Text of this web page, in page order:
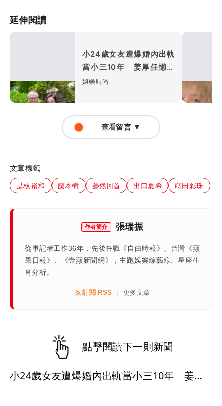
延伸閱讀
小24歲女友遭爆婚內出軌
當小三10年 姜厚任懶理
反嗆爆料者「頭腦有問題」
娛樂時尚
查看留言 ▼
文章標籤
是枝裕和 藤本樹 驀然回首 出口夏希 蒔田彩珠
作者簡介 張瑞振
從事記者工作36年，先後任職《自由時報》、台灣《蘋
果日報》、《壹蘋新聞網》，主跑娛樂綜藝線、星座生
肖分析。
訂閱 RSS 更多文章
點擊閱讀下一則新聞
小24歲女友遭爆婚內出軌當小三10年 姜厚任懶理反嗆爆料者「頭腦有問題」